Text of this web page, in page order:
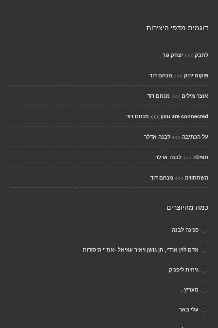
דוגמית מדפי היצירות
לחבק >>> יצחק גור
פוקוס ירוק >>> מנחם דוד
אוצר מילים >>> מנחם דוד
you are connected
>>> מנחם דוד
על הכתיבה >>> לבנה אדלר
תפילה >>> לבנה אדלר
השתחוויה >>> מנחם דוד
כמה מהיוצרים
פנינה לבנה
אדם לוין ארדי, חן גושן ויאיר עוזיאל -אח"י היסודות
גיתית ליפניק
מעריץ .
עלי באר